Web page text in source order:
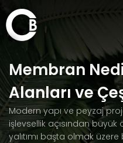
Membran
Alanları ve
Modern yapı ve peyzaj
işlevsellik açısından büyük
yalıtımı başta olmak